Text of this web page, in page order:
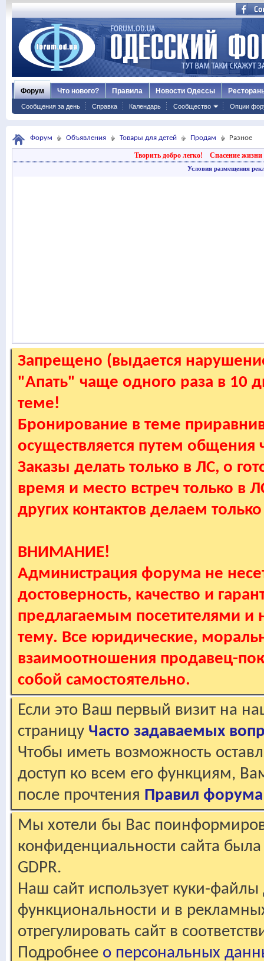
Форум
Сообщения за день Справка Календарь Сообщество Опции
Что нового? Правила Новости Одессы
Форум Объявления Товары для детей Продам Разное
Творить добро легко! Спасение жизни
Условия размещения
Запрещено (выдается
"Апать" чаще одного раза в 10
теме!
Бронирование в теме
осуществляется путем
Заказы делать только в ЛС, о
время и место встреч только в
других контактов делаем
ВНИМАНИЕ!
Администрация форума не
достоверность, качество и
предлагаемым посетителями и
тему. Все юридические,
взаимоотношения продавец-
собой самостоятельно.
Если это Ваш первый визит на
страницу Часто задаваемых
Чтобы иметь возможность
доступ ко всем его функциям,
после прочтения Правил форума
Мы хотели бы Вас
конфиденциальности сайта
GDPR.
Наш сайт использует куки-файлы
функциональности и в
отрегулировать сайт в
Подробнее о персональных